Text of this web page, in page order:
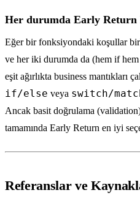
Her durumda Early Return
Eğer bir fonksiyondaki koşullar
ve her iki durumda da (hem if hem
eşit ağırlıkta business mantıkları
if/else veya switch/
Ancak basit doğrulama
tamamında Early Return en iyi
Referanslar ve